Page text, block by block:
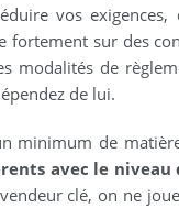
vos
fortement sur des
modalités de
de lui.
minimum de
avec le
clé, on ne